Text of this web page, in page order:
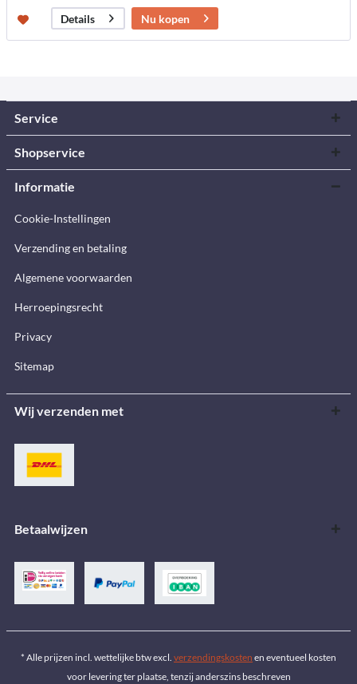
Details
Nu kopen
Service
Shopservice
Informatie
Cookie-Instellingen
Verzending en betaling
Algemene voorwaarden
Herroepingsrecht
Privacy
Sitemap
Wij verzenden met
Betaalwijzen
* Alle prijzen incl. wettelijke btw excl. verzendingskosten en eventueel kosten
voor levering ter plaatse, tenzij anderszins beschreven